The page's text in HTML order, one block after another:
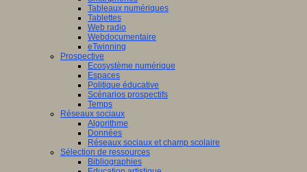
Tableaux numériques
Tablettes
Web radio
Webdocumentaire
eTwinning
Prospective
Ecosystème numérique
Espaces
Politique éducative
Scénarios prospectifs
Temps
Réseaux sociaux
Algorithme
Données
Réseaux sociaux et champ scolaire
Sélection de ressources
Bibliographies